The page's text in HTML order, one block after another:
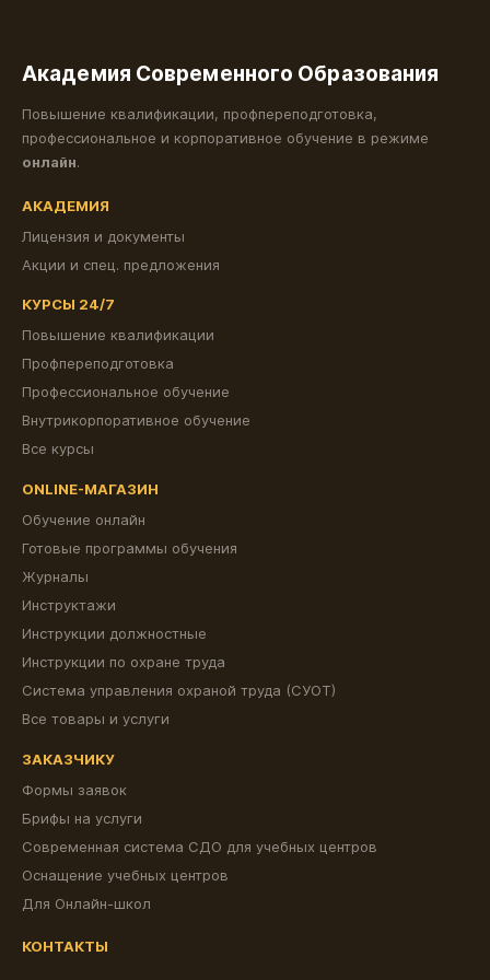
Академия Современного Образования
Повышение квалификации, профпереподготовка,
профессиональное и корпоративное обучение в режиме
онлайн.
АКАДЕМИЯ
Лицензия и документы
Акции и спец. предложения
КУРСЫ 24/7
Повышение квалификации
Профпереподготовка
Профессиональное обучение
Внутрикорпоративное обучение
Все курсы
ONLINE-МАГАЗИН
Обучение онлайн
Готовые программы обучения
Журналы
Инструктажи
Инструкции должностные
Инструкции по охране труда
Система управления охраной труда (СУОТ)
Все товары и услуги
ЗАКАЗЧИКУ
Формы заявок
Брифы на услуги
Современная система СДО для учебных центров
Оснащение учебных центров
Для Онлайн-школ
КОНТАКТЫ